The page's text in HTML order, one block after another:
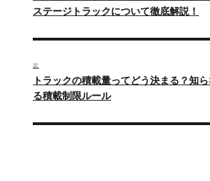
ナ
ビ
ゲ
ー
シ
ョ
去
投
ステージトラックについて徹底解説！
次
次
の
稿:
トラックの積載量ってどう決まる？知
る積載制限ルール